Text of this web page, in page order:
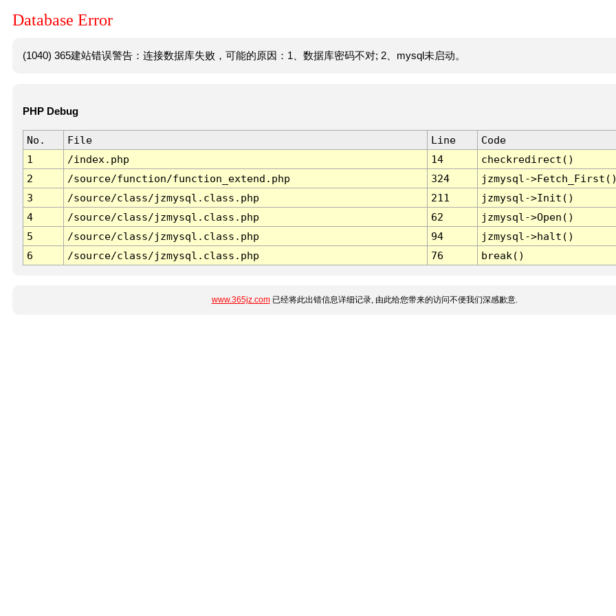
Database Error
(1040) 365建站错误警告：连接数据库失败，可能的原因：1、数据库密码不对; 2、mysql未启动。
PHP Debug
No. File Line
Code
1
/index.php 14
checkredirect()
2
/source/function/function_extend.php 324
jzmysql-
3
/source/class/jzmysql.class.php 211
jzmysql->Init()
4
/source/class/jzmysql.class.php 62
jzmysql->Open()
5
/source/class/jzmysql.class.php 94
jzmysql->halt()
6
/source/class/jzmysql.class.php 76 break()
www.365jz.com已经将此出错信息详细记录, 由此给您带来的访问不便我们深感歉意.